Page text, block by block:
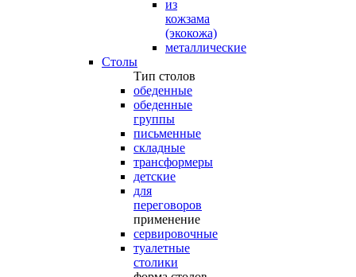
из
кожзама
(экокожа)
металлические
Столы
Тип столов
обеденные
обеденные
группы
письменные
складные
трансформеры
детские
для
переговоров
применение
сервировочные
туалетные
столики